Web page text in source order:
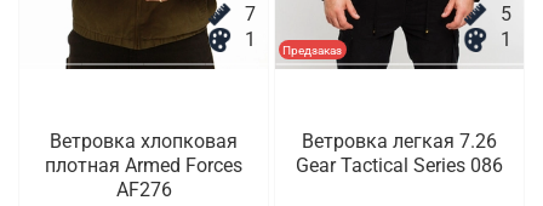
7
1
Ветровка хлопковая
плотная Armed Forces
AF276
Предзаказ
5
1
Ветровка легкая 7.26
Gear Tactical Series 086